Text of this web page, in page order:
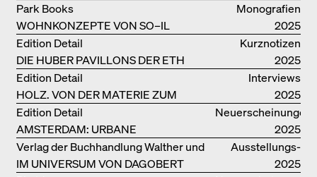
Monografien
WOHNKONZEPTE VON SO–IL
Park Books
2025
Kurznotizen
DIE HUBER PAVILLONS DER ETH
ZÜRICH – WIEDERVERWENDET!
Edition Detail
2025
Interviews
HOLZ. VON DER MATERIE ZUM
GEBAUTEN
Edition Detail
2025
Neuerscheinungen
AMSTERDAM: URBANE
ARCHITEKTUR UND LEBENSRÄUME
Edition Detail
2025
Ausstellungs­
kataloge
IM UNIVERSUM VON DAGOBERT
Verlag der Buchhandlung Walther und
Franz König
2025